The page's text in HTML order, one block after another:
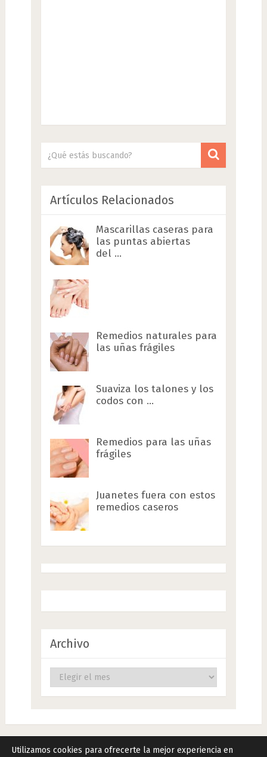
Artículos Relacionados
Mascarillas caseras para
las puntas abiertas
del …
Remedios naturales para
las uñas frágiles
Suaviza los talones y los
codos con …
Remedios para las uñas
frágiles
Juanetes fuera con estos
remedios caseros
Archivo
Archivo
Utilizamos cookies para ofrecerte la mejor experiencia en